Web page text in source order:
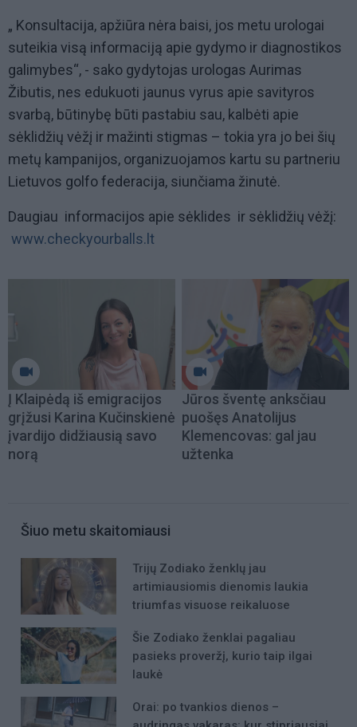
„ Konsultacija, apžiūra nėra baisi, jos metu urologai
suteikia visą informaciją apie gydymo ir diagnostikos
galimybes“, - sako gydytojas urologas Aurimas
Žibutis, nes edukuoti jaunus vyrus apie savityros
svarbą, būtinybę būti pastabiu sau, kalbėti apie
sėklidžių vėžį ir mažinti stigmas – tokia yra jo bei šių
metų kampanijos, organizuojamos kartu su partneriu
Lietuvos golfo federacija, siunčiama žinutė.
Daugiau informacijos apie sėklides ir sėklidžių vėžį:
www.checkyourballs.lt
Į Klaipėdą iš emigracijos
grįžusi Karina Kučinskienė
įvardijo didžiausią savo
norą
Jūros šventę anksčiau
puošęs Anatolijus
Klemencovas: gal jau
užtenka
Šiuo metu skaitomiausi
Trijų Zodiako ženklų jau
artimiausiomis dienomis laukia
triumfas visuose reikaluose
Šie Zodiako ženklai pagaliau
pasieks proveržį, kurio taip ilgai
laukė
Orai: po tvankios dienos –